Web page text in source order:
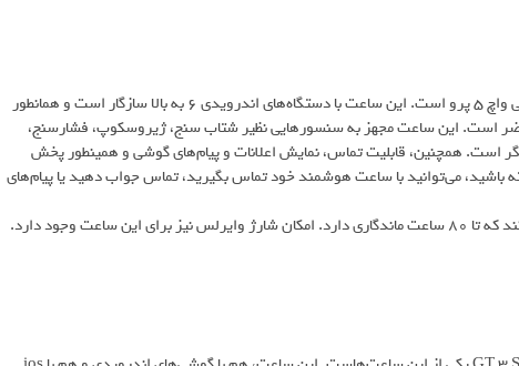
یکی دیگر از ساعت‌های هوشمند در سری گلکسی واچ سامسونگ، گلکسی واچ ۵ پرو است. این ساعت با دستگاه‌های اندرویدی ۶ به بالا سازگار است و همانطور
است. این ساعت مجهز به سنسورهایی نظیر شتاب سنج، ژیروسکوپ، فشارسنج،
همچنین، قابلیت تماس، نمایش اعلانات و پیام‌های گوشی و همینطور پخش
می‌توانید با ساعت هوشمند خود تماس بگیرید، تماس جواب دهید یا پیام‌های